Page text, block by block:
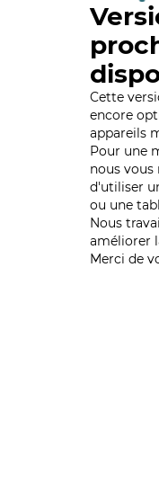
Cette
encore
appareils
Pour une
nous
d'utiliser
ou une
Nous
améliorer
Merci de